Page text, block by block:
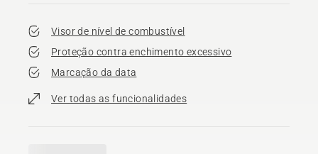
Visor de nível de combustível
Proteção contra enchimento excessivo
Marcação da data
Ver todas as funcionalidades